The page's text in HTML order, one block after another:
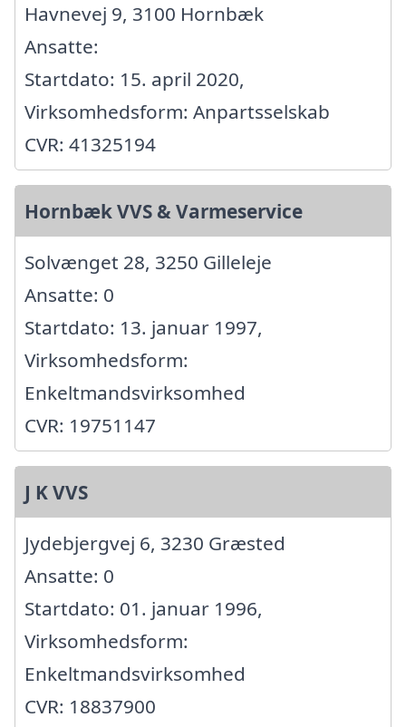
Havnevej 9, 3100 Hornbæk
Ansatte:
Startdato: 15. april 2020,
Virksomhedsform: Anpartsselskab
CVR: 41325194
Hornbæk VVS & Varmeservice
Solvænget 28, 3250 Gilleleje
Ansatte: 0
Startdato: 13. januar 1997,
Virksomhedsform:
Enkeltmandsvirksomhed
CVR: 19751147
J K VVS
Jydebjergvej 6, 3230 Græsted
Ansatte: 0
Startdato: 01. januar 1996,
Virksomhedsform:
Enkeltmandsvirksomhed
CVR: 18837900